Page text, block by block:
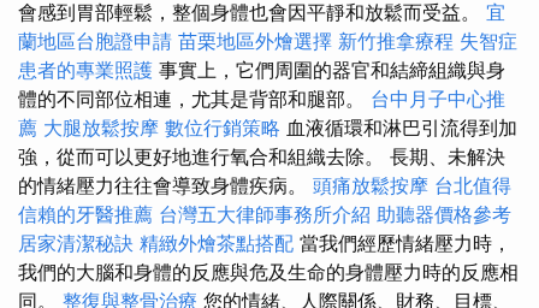
會感到胃部輕鬆，整個身體也會因平靜和放鬆而受益。 宜
蘭地區台胞證申請 苗栗地區外燴選擇 新竹推拿療程 失智症
患者的專業照護 事實上，它們周圍的器官和結締組織與身
體的不同部位相連，尤其是背部和腿部。 台中月子中心推
薦 大腿放鬆按摩 數位行銷策略 血液循環和淋巴引流得到加
強，從而可以更好地進行氧合和組織去除。 長期、未解決
的情緒壓力往往會導致身體疾病。 頭痛放鬆按摩 台北值得
信賴的牙醫推薦 台灣五大律師事務所介紹 助聽器價格參考
居家清潔秘訣 精緻外燴茶點搭配 當我們經歷情緒壓力時，
我們的大腦和身體的反應與危及生命的身體壓力時的反應相
同。 整復與整骨治療 您的情緒、人際關係、財務、目標、